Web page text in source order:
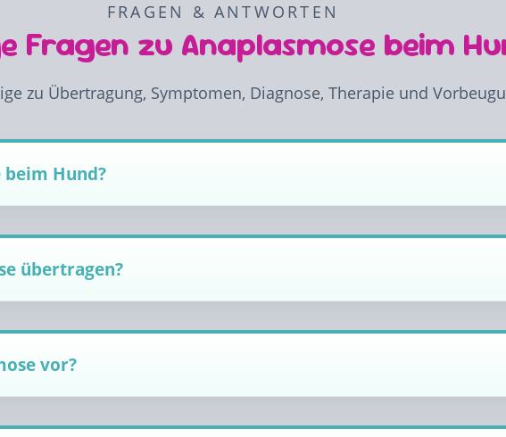
FRAGEN & ANTWORTEN
Fragen zu Anaplasmose beim
zu Übertragung, Symptomen, Diagnose, Therapie und
beim Hund?
übertragen?
vor?